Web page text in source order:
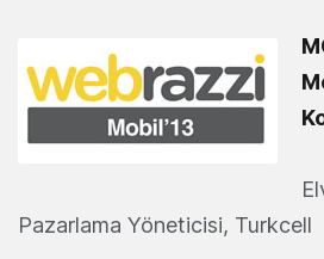
Pazarlama Yöneticisi, Turkcell